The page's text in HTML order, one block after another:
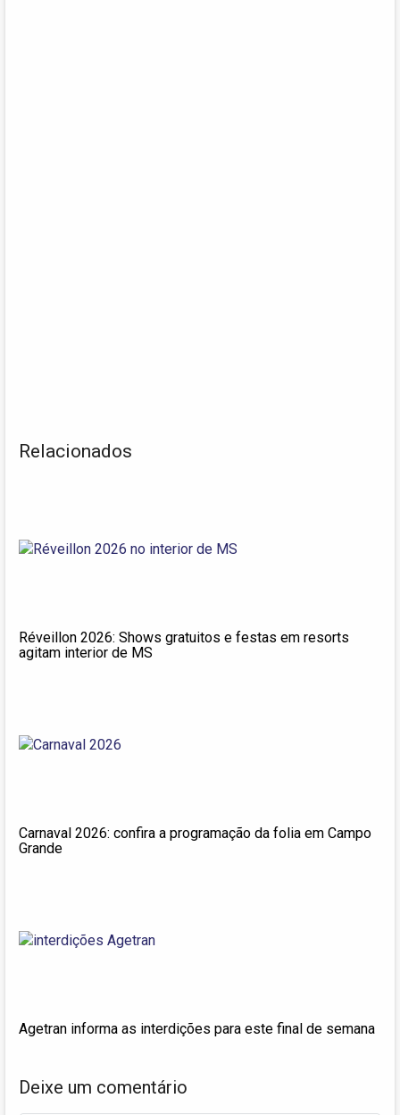
Relacionados
Réveillon 2026: Shows gratuitos e festas em resorts
agitam interior de MS
Carnaval 2026: confira a programação da folia em Campo
Grande
Agetran informa as interdições para este final de semana
Deixe um comentário